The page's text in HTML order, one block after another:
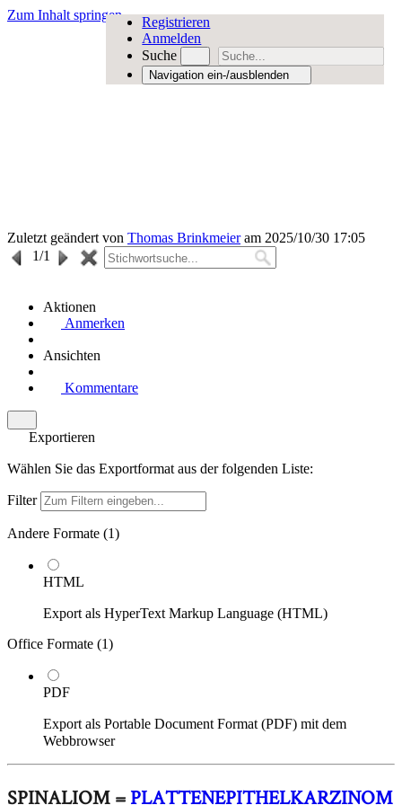
Zum Inhalt springen
Registrieren
Anmelden
Suche
Navigation ein-/ausblenden
Zuletzt geändert von Thomas Brinkmeieram 2025/10/30 17:05
1/1
Aktionen
Anmerken
Ansichten
Kommentare
Exportieren
Wählen Sie das Exportformat aus der folgenden Liste:
Filter
Andere Formate (1)
HTML
Export als HyperText Markup Language (HTML)
Office Formate (1)
PDF
Export als Portable Document Format (PDF) mit dem
Webbrowser
SPINALIOM = PLATTENEPITHELKARZINOM